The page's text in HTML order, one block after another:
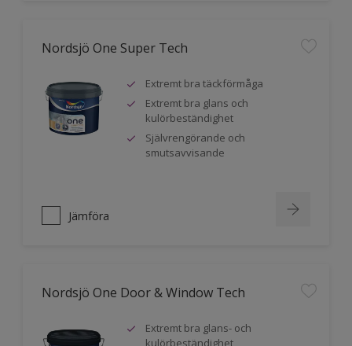
Nordsjö One Super Tech
Extremt bra täckförmåga
Extremt bra glans och
kulörbeständighet
Självrengörande och
smutsavvisande
Jämföra
Nordsjö One Door & Window Tech
Extremt bra glans- och
kulörbeständighet